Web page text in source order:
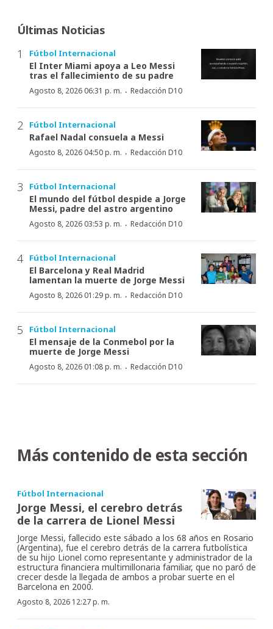
Últimas Noticias
Fútbol Internacional
El Inter Miami apoya a Leo Messi
tras el fallecimiento de su padre
Agosto 8, 2026 06:31 p. m. · Redacción D10
Fútbol Internacional
Rafael Nadal consuela a Messi
Agosto 8, 2026 04:50 p. m. · Redacción D10
Fútbol Internacional
El mundo del fútbol despide a Jorge
Messi, padre del astro argentino
Agosto 8, 2026 03:53 p. m. · Redacción D10
Fútbol Internacional
El Barcelona y Real Madrid
lamentan la muerte de Jorge Messi
Agosto 8, 2026 01:29 p. m. · Redacción D10
Fútbol Internacional
El mensaje de la Conmebol por la
muerte de Jorge Messi
Agosto 8, 2026 01:08 p. m. · Redacción D10
Más contenido de esta sección
Fútbol Internacional
Jorge Messi, el cerebro detrás
de la carrera de Lionel Messi
Jorge Messi, fallecido este sábado a los 68 años en Rosario
(Argentina), fue el cerebro detrás de la carrera futbolística
de su hijo Lionel como representante y administrador de la
estructura financiera multimillonaria familiar, que no paró de
crecer desde la llegada de ambos a probar suerte en el
Barcelona en 2000.
Agosto 8, 2026 12:27 p. m.